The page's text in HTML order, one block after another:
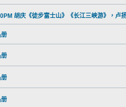
胡庆《徒步富士山》《长江三峡游》，卢